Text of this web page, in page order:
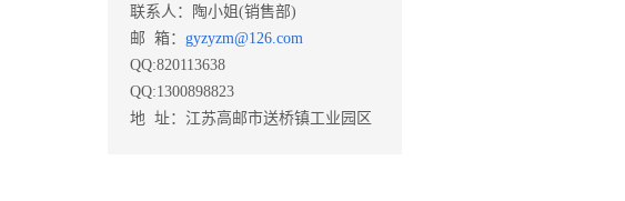
联系人：陶小姐(销售部)
邮 箱： gyzyzm@126.com
QQ:820113638
QQ:1300898823
地 址：江苏高邮市送桥镇工业园区